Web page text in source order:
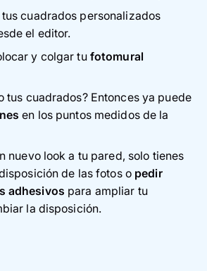
tus cuadrados personalizados
el editor.
y colgar tufotomural
tus cuadrados? Entonces ya puede
en los puntos medidos de la
nuevo look a tu pared, solo tienes
de las fotos o pedir
adhesivos para ampliar tu
la disposición.